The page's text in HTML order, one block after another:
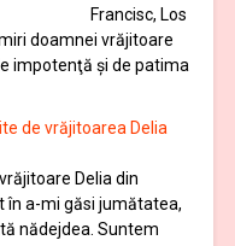
Los
doamnei vrăjitoare
impotenţă şi de patima
de vrăjitoarea Delia
Delia din
în a-mi găsi jumătatea,
nădejdea. Suntem